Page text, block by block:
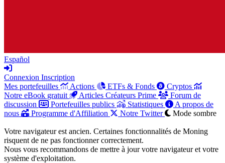
Español
Connexion Inscription
Mes portefeuilles
Actions ETFs & Fonds
Cryptos
Notre eBook gratuit
Articles Créateurs Prime
Forum de
discussion
Portefeuilles publics Statistiques
A propos de
nous
Programme d'Affiliation Notre Twitter Mode sombre
Votre navigateur est ancien. Certaines fonctionnalités de Moning
risquent de ne pas fonctionner correctement.
Nous vous recommandons de mettre à jour votre navigateur et votre
système d'exploitation.